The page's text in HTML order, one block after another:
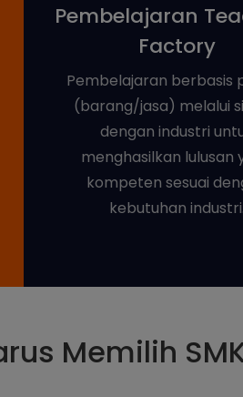
Pembelajaran
Factory
Pembelajaran berbasis
(barang/jasa) melalui
dengan industri
menghasilkan lulusan
kompeten sesuai
kebutuhan industri.
Memilih